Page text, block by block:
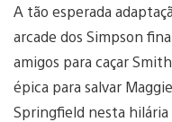
A tão esperada
arcade dos Simpson
amigos para caçar
épica para salvar
Springfield nesta hilária